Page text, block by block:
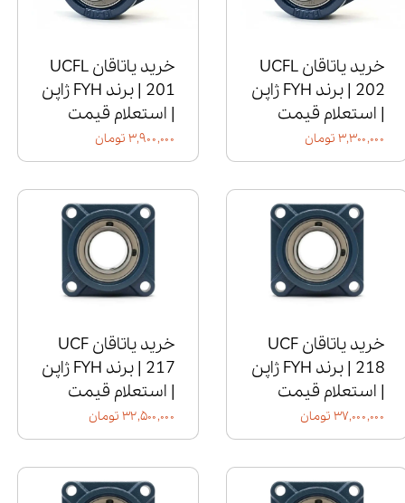
خرید یاتاقان UCFL
202 | برند FYH ژاپن
| استعلام قیمت
۳,۳۰۰,۰۰۰ تومان
خرید یاتاقان UCFL
201 | برند FYH ژاپن
| استعلام قیمت
۳,۹۰۰,۰۰۰ تومان
خرید یاتاقان UCF
218 | برند FYH ژاپن
| استعلام قیمت
۳۷,۰۰۰,۰۰۰ تومان
خرید یاتاقان UCF
217 | برند FYH ژاپن
| استعلام قیمت
۳۲,۵۰۰,۰۰۰ تومان